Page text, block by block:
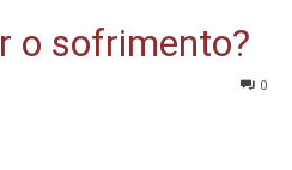
o sofrimento?
0